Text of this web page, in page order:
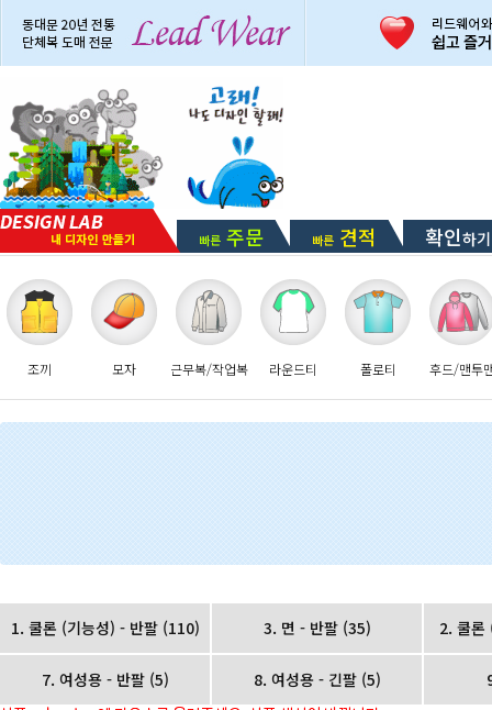
빠른 주문 빠른 견적 확인하기
조끼 모자 근무복/작업복 라운드티 폴로티 후드/맨투
1. 쿨론 (기능성) - 반팔 (110) 3. 면 - 반팔 (35) 2. 쿨론
7. 여성용 - 반팔 (5) 8. 여성용 - 긴팔 (5)